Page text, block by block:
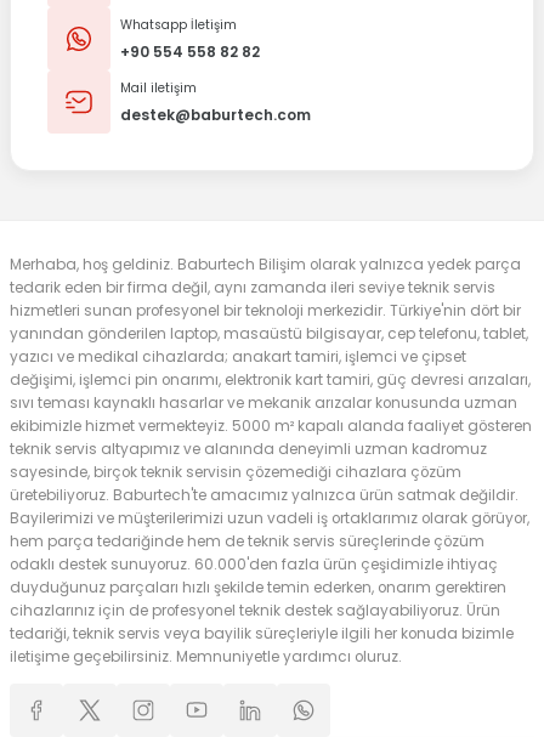
Whatsapp İletişim
+90 554 558 82 82
Mail iletişim
destek@baburtech.com
Merhaba, hoş geldiniz. Baburtech Bilişim olarak yalnızca yedek parça
tedarik eden bir firma değil, aynı zamanda ileri seviye teknik servis
hizmetleri sunan profesyonel bir teknoloji merkezidir. Türkiye'nin dört bir
yanından gönderilen laptop, masaüstü bilgisayar, cep telefonu, tablet,
yazıcı ve medikal cihazlarda; anakart tamiri, işlemci ve çipset
değişimi, işlemci pin onarımı, elektronik kart tamiri, güç devresi arızaları,
sıvı teması kaynaklı hasarlar ve mekanik arızalar konusunda uzman
ekibimizle hizmet vermekteyiz. 5000 m² kapalı alanda faaliyet gösteren
teknik servis altyapımız ve alanında deneyimli uzman kadromuz
sayesinde, birçok teknik servisin çözemediği cihazlara çözüm
üretebiliyoruz. Baburtech'te amacımız yalnızca ürün satmak değildir.
Bayilerimizi ve müşterilerimizi uzun vadeli iş ortaklarımız olarak görüyor,
hem parça tedariğinde hem de teknik servis süreçlerinde çözüm
odaklı destek sunuyoruz. 60.000'den fazla ürün çeşidimizle ihtiyaç
duyduğunuz parçaları hızlı şekilde temin ederken, onarım gerektiren
cihazlarınız için de profesyonel teknik destek sağlayabiliyoruz. Ürün
tedariği, teknik servis veya bayilik süreçleriyle ilgili her konuda bizimle
iletişime geçebilirsiniz. Memnuniyetle yardımcı oluruz.